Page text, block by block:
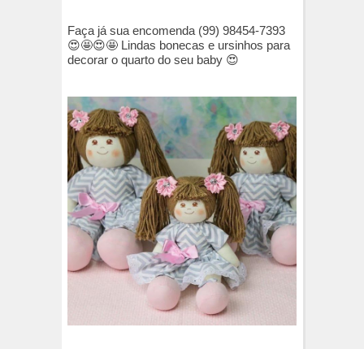
Faça já sua encomenda (99) 98454-7393
😍🤩😍🤩 Lindas bonecas e ursinhos para
decorar o quarto do seu baby 😍